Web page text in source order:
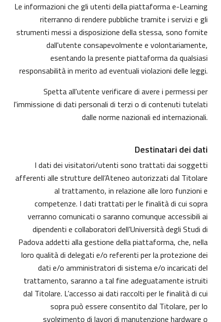
Le informazioni che gli utenti della piattaforma e-Learning
riterranno di rendere pubbliche tramite i servizi e gli
strumenti messi a disposizione della stessa, sono fornite
dall'utente consapevolmente e volontariamente,
esentando la presente piattaforma da qualsiasi
responsabilità in merito ad eventuali violazioni delle leggi.
Spetta all'utente verificare di avere i permessi per
l'immissione di dati personali di terzi o di contenuti tutelati
dalle norme nazionali ed internazionali.
Destinatari dei dati
I dati dei visitatori/utenti sono trattati dai soggetti
afferenti alle strutture dell’Ateneo autorizzati dal Titolare
al trattamento, in relazione alle loro funzioni e
competenze. I dati trattati per le finalità di cui sopra
verranno comunicati o saranno comunque accessibili ai
dipendenti e collaboratori dell’Università degli Studi di
Padova addetti alla gestione della piattaforma, che, nella
loro qualità di delegati e/o referenti per la protezione dei
dati e/o amministratori di sistema e/o incaricati del
trattamento, saranno a tal fine adeguatamente istruiti
dal Titolare. L’accesso ai dati raccolti per le finalità di cui
sopra può essere consentito dal Titolare, per lo
svolgimento di lavori di manutenzione hardware o